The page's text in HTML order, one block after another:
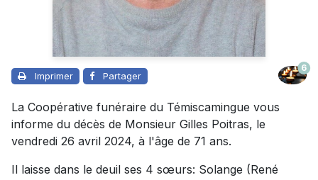
Imprimer Partager
6
La Coopérative funéraire du Témiscamingue vous
informe du décès de Monsieur Gilles Poitras, le
vendredi 26 avril 2024, à l'âge de 71 ans.
Il laisse dans le deuil ses 4 sœurs: Solange (René